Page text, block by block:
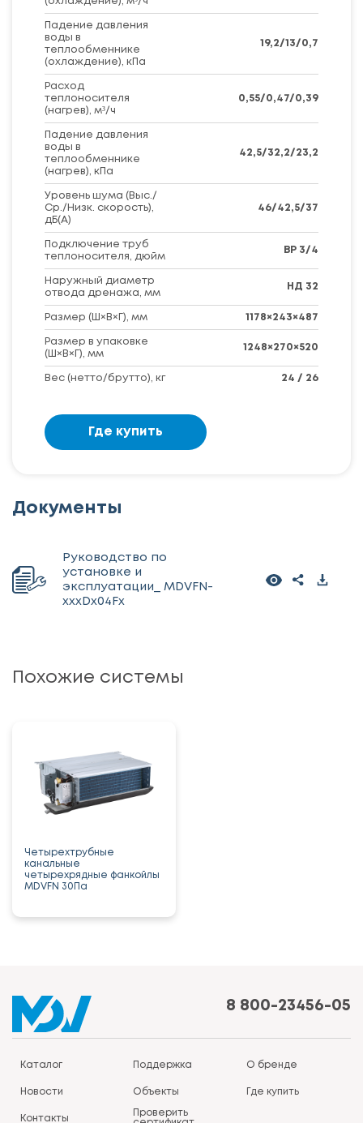
Падение давления
воды в
теплообменнике
(охлаждение), кПа
19,2/13/0,7
Расход
теплоносителя
(нагрев), м³/ч
0,55/0,47/0,39
Падение давления
воды в
теплообменнике
(нагрев), кПа
42,5/32,2/23,2
Уровень шума (Выс./
Ср./Низк. скорость),
дБ(А)
46/42,5/37
Подключение труб
теплоносителя, дюйм
ВР 3/4
Наружный диаметр
отвода дренажа, мм
НД 32
Размер (Ш×В×Г), мм 1178×243×487
Размер в упаковке
(Ш×В×Г), мм
1248×270×520
Вес (нетто/брутто), кг 24 / 26
Где купить
Документы
Руководство по
установке и
эксплуатации_ MDVFN-
xxxDx04Fx
Похожие системы
Четырехтрубные
канальные
четырехрядные фанкойлы
MDVFN 30Па
8 800-23456-05
Каталог Поддержка О бренде
Новости Объекты Где купить
Контакты
Проверить